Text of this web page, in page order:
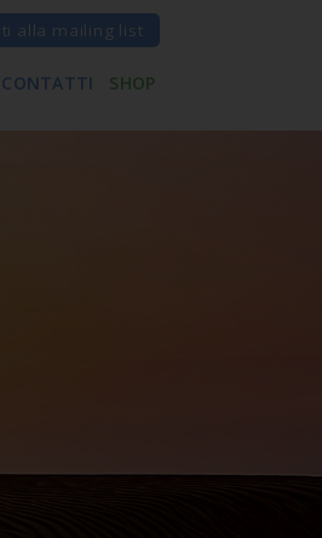
alla mailing list
CONTATTI SHOP